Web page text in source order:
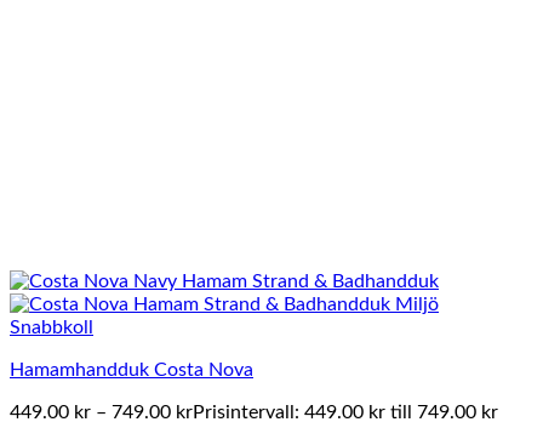
Snabbkoll
Hamamhandduk Costa Nova
449.00 kr – 749.00 krPrisintervall: 449.00 kr till 749.00 kr